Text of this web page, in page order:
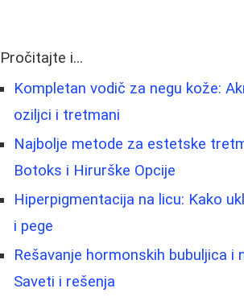
Pročitajte i...
Kompletan vodič za negu kože:
oziljci i tretmani
Najbolje metode za estetske
Botoks i Hirurške Opcije
Hiperpigmentacija na licu: Kako
i pege
Rešavanje hormonskih bubuljica i
Saveti i rešenja